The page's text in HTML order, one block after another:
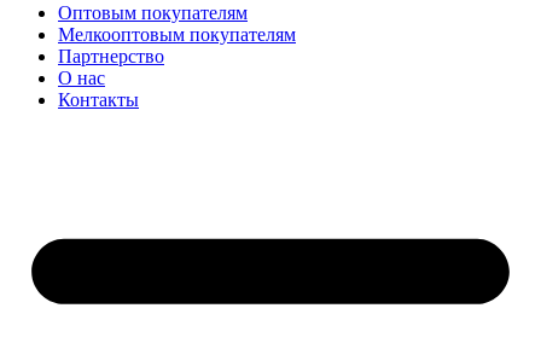
Оптовым покупателям
Мелкооптовым покупателям
Партнерство
О нас
Контакты